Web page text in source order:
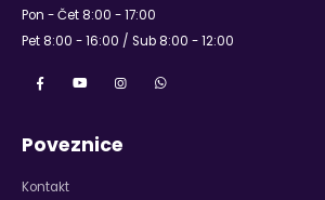
Pon - Čet 8:00 - 17:00
Pet 8:00 - 16:00 / Sub 8:00 - 12:00
Poveznice
Kontakt